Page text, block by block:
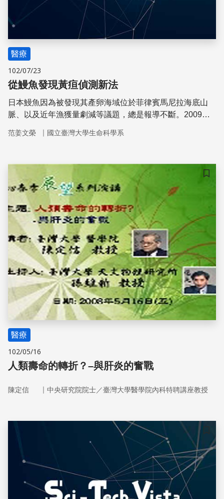
醫療
102/07/23
從鰻魚發現黃疸偵測新法
日本鰻魚因為被發現其產卵海域位於菲律賓馬尼拉海底山
脈、以及近年漁獲量劇減等議題，總是報導不斷。2009年
色螢光蛋白質，但是其發光機制不明。日本理化學研究所共
與膽紅素彼此結合的機制，並應用此研究成果，開發出能直
接定量測定人體血清中所含有的膽紅素。
范姜文榮 ｜ 國立臺灣大學生命科學系
儲存
醫療
102/05/16
人類壽命的轉折？–與肝炎的奮戰
陳定信 ｜ 中央研究院院士／臺灣大學醫學院內科特聘講座教授
儲存